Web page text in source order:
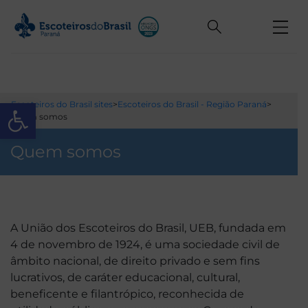
Open toolbar
Escoteiros do Brasil sites>Escoteiros do Brasil - Região Paraná>
Quem somos
Quem somos
A União dos Escoteiros do Brasil, UEB, fundada em
4 de novembro de 1924, é uma sociedade civil de
âmbito nacional, de direito privado e sem fins
lucrativos, de caráter educacional, cultural,
beneficente e filantrópico, reconhecida de